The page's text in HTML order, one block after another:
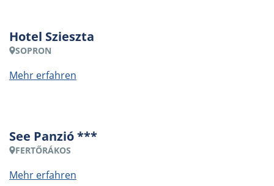
Hotel Szieszta
SOPRON
Mehr erfahren
See Panzió ***
FERTŐRÁKOS
Mehr erfahren